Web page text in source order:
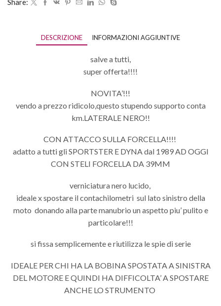
Share:
DESCRIZIONE INFORMAZIONI AGGIUNTIVE
salve a tutti,
super offerta!!!!
NOVITA’!!!
vendo a prezzo ridicolo,questo stupendo supporto conta
km.LATERALE NERO!!
CON ATTACCO SULLA FORCELLA!!!!
adatto a tutti gli SPORTSTER E DYNA dal 1989 AD OGGI
CON STELI FORCELLA DA 39MM
verniciatura nero lucido,
ideale x spostare il contachilometri sul lato sinistro della
moto donando alla parte manubrio un aspetto piu’ pulito e
particolare!!!
si fissa semplicemente e riutilizza le spie di serie
IDEALE PER CHI HA LA BOBINA SPOSTATA A SINISTRA
DEL MOTORE E QUINDI HA DIFFICOLTA’ A SPOSTARE
ANCHE LO STRUMENTO